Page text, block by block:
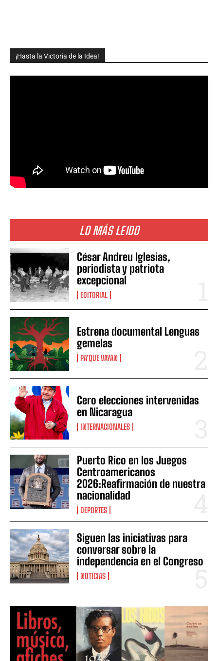
¡Hasta la Victoria de la Idea!
LO MÁS LEIDO
César Andreu Iglesias,
periodista y patriota
excepcional
EDITORIAL
Estrena documental Lenguas
gemelas
PA’QUE VAYAN
Cero elecciones intervenidas
en Nicaragua
INTERNACIONALES
Puerto Rico en los Juegos
Centroamericanos
2026:Reafirmación de nuestra
nacionalidad
DEPORTES
Siguen las iniciativas para
conversar sobre la
independencia en el Congreso
NOTICIAS